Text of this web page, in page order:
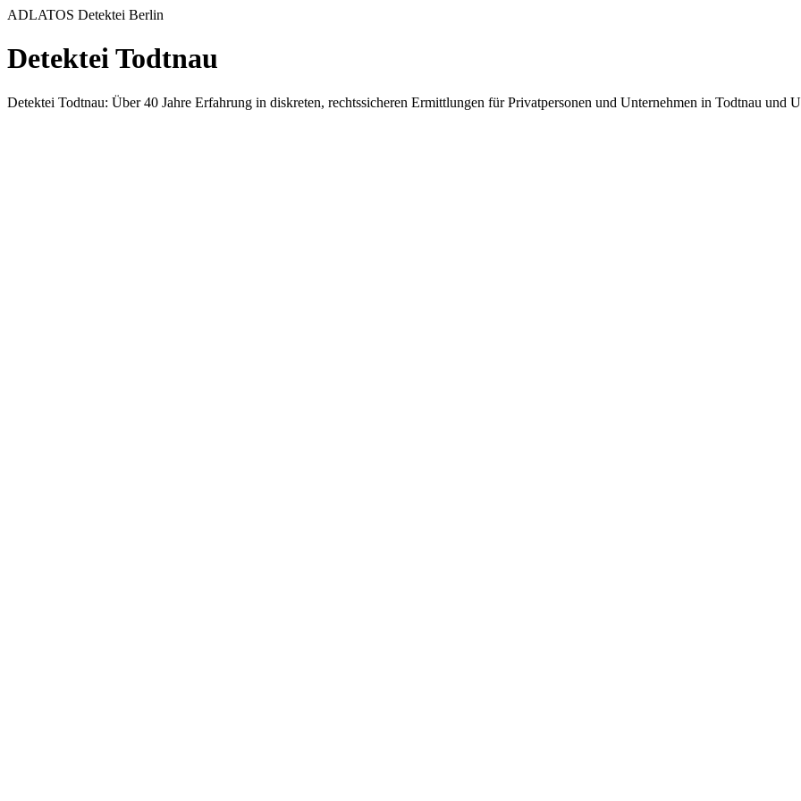
ADLATOS Detektei Berlin
Detektei Todtnau
Detektei Todtnau: Über 40 Jahre Erfahrung in diskreten, rechtssicheren Ermittlungen für Privatpersonen und Unternehmen in Todtnau und